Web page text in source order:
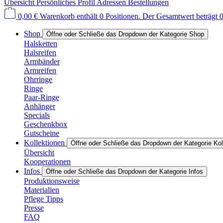
Übersicht Persönliches Profil Adressen Bestellungen
0,00 € Warenkorb enthält 0 Positionen. Der Gesamtwert beträgt
Shop Öffne oder Schließe das Dropdown der Kategorie Shop
Halsketten
Halsreifen
Armbänder
Armreifen
Ohrringe
Ringe
Paar-Ringe
Anhänger
Specials
Geschenkbox
Gutscheine
Kollektionen
Öffne oder Schließe das Dropdown der Kategorie
Übersicht
Kooperationen
Infos
Öffne oder Schließe das Dropdown der Kategorie Infos
Produktionsweise
Materialien
Pflege Tipps
Presse
FAQ